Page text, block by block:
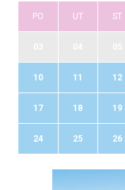
PO UT ST
10 11 12
17 18 19
24 25 26